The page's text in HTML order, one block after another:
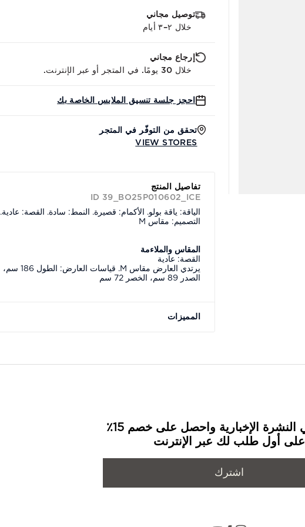
توصيل مجاني
خلال ٢–٣ أيام
إرجاع مجاني
خلال 30 يومًا. في المتجر أو عبر الإنترنت.
احجز جلسة تنسيق الملابس الخاصة بك
تحقق من التوفّر في المتجر
VIEW STORES
تفاصيل المنتج
ID 39_BO25P010602_ICE
الياقة: ياقة بولو. الأكمام: قصيرة. النمط: سادة. القصة: عادية.
التصميم: مقاس M
المقاس والملاءمة
القصة: عادية
يرتدي العارض مقاس M. قياسات العارض: الطول 186 سم،
الصدر 89 سم، الخصر 72 سم
المميزات
اشترك في النشرة الإخبارية واحصل على خصم 15٪
على أول طلب لك عبر الإنترنت
اشترك